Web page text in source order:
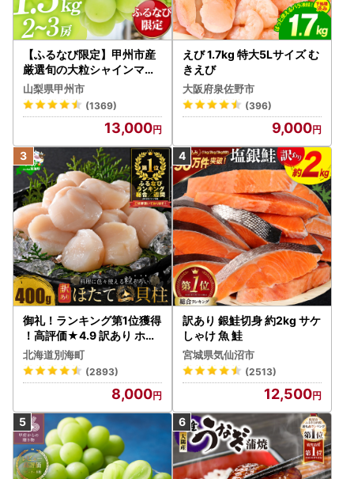
【ふるなび限定】甲州市産
厳選旬の大粒シャインマス
カット 約1.3kg 2～3房【2
026年発送】（MG）B12-
472 FN-Limited-VO シャ
インマスカット フルーツ
山梨県甲州市
(1369)
13,000
えび 1.7kg 特大5Lサイズ む
きえび
大阪府泉佐野市
(396)
9,000
御礼！ランキング第1位獲得
！高評価★4.9 訳あり ホタ
テ 400g（ほたて 帆立 貝柱
冷凍 ）
北海道別海町
(2893)
8,000
訳あり 銀鮭切身 約2kg サケ
しゃけ 魚 鮭
宮城県気仙沼市
(2513)
12,500